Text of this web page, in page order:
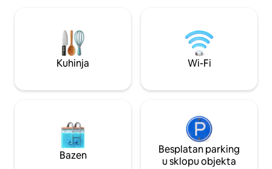
Kuhinja Wi-Fi
Bazen
Besplatan parking
u sklopu objekta